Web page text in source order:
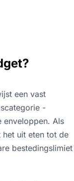
een vast
-
enveloppen. Als
uit eten tot de
bestedingslimiet